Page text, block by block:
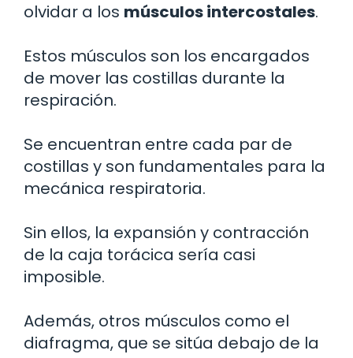
olvidar a los músculos intercostales.
Estos músculos son los encargados
de mover las costillas durante la
respiración.
Se encuentran entre cada par de
costillas y son fundamentales para la
mecánica respiratoria.
Sin ellos, la expansión y contracción
de la caja torácica sería casi
imposible.
Además, otros músculos como el
diafragma, que se sitúa debajo de la